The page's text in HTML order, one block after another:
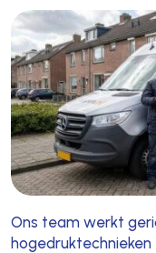
Ons team werkt